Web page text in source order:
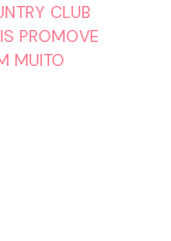
CLUB
PROMOVE
MUITO